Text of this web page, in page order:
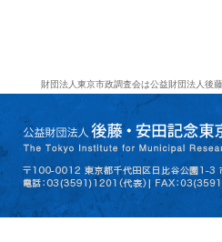
財団法人東京市政調査会は公益財団法人後